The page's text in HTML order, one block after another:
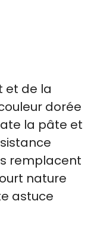
et de la
dorée
la pâte et
remplacent
nature
astuce